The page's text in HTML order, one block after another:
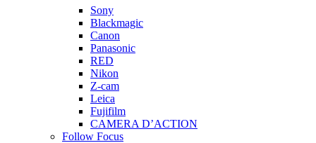
Sony
Blackmagic
Canon
Panasonic
RED
Nikon
Z-cam
Leica
Fujifilm
CAMERA D’ACTION
Follow Focus